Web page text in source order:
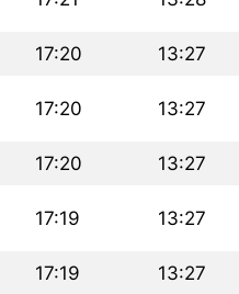
13:27
17:20
13:27
17:20
13:27
17:20
13:27
17:19
13:27
17:19